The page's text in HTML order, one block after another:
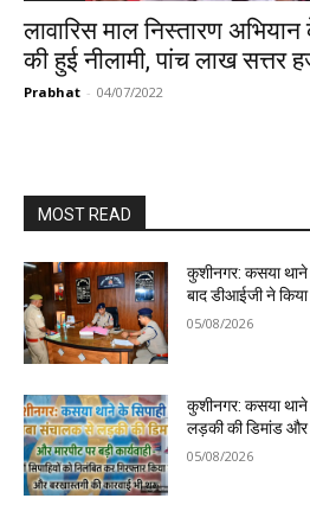
लावारिस माल निस्तारण
की हुई नीलामी, पांच लाख
Prabhat - 04/07/2022
MOST READ
कुशीनगर: कसया थाने
बाद डीआईजी ने
05/08/2026
कुशीनगर: कसया थाने
लड़की की डिमांड और
05/08/2026